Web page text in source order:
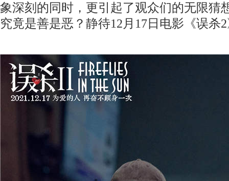
象深刻的同时，更引起了观众们的无限猜
究竟是善是恶？静待12月17日电影《误杀